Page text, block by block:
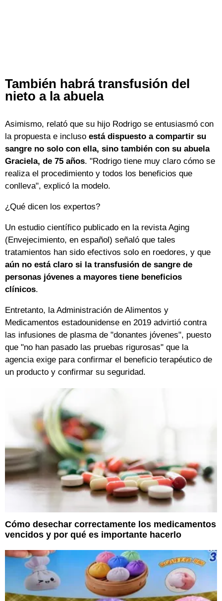
También habrá transfusión del
nieto a la abuela
Asimismo, relató que su hijo Rodrigo se entusiasmó con
la propuesta e incluso está dispuesto a compartir su
sangre no solo con ella, sino también con su abuela
Graciela, de 75 años. "Rodrigo tiene muy claro cómo se
realiza el procedimiento y todos los beneficios que
conlleva", explicó la modelo.
¿Qué dicen los expertos?
Un estudio científico publicado en la revista Aging
(Envejecimiento, en español) señaló que tales
tratamientos han sido efectivos solo en roedores, y que
aún no está claro si la transfusión de sangre de
personas jóvenes a mayores tiene beneficios
clínicos.
Entretanto, la Administración de Alimentos y
Medicamentos estadounidense en 2019 advirtió contra
las infusiones de plasma de "donantes jóvenes", puesto
que "no han pasado las pruebas rigurosas" que la
agencia exige para confirmar el beneficio terapéutico de
un producto y confirmar su seguridad.
Cómo desechar correctamente los medicamentos
vencidos y por qué es importante hacerlo